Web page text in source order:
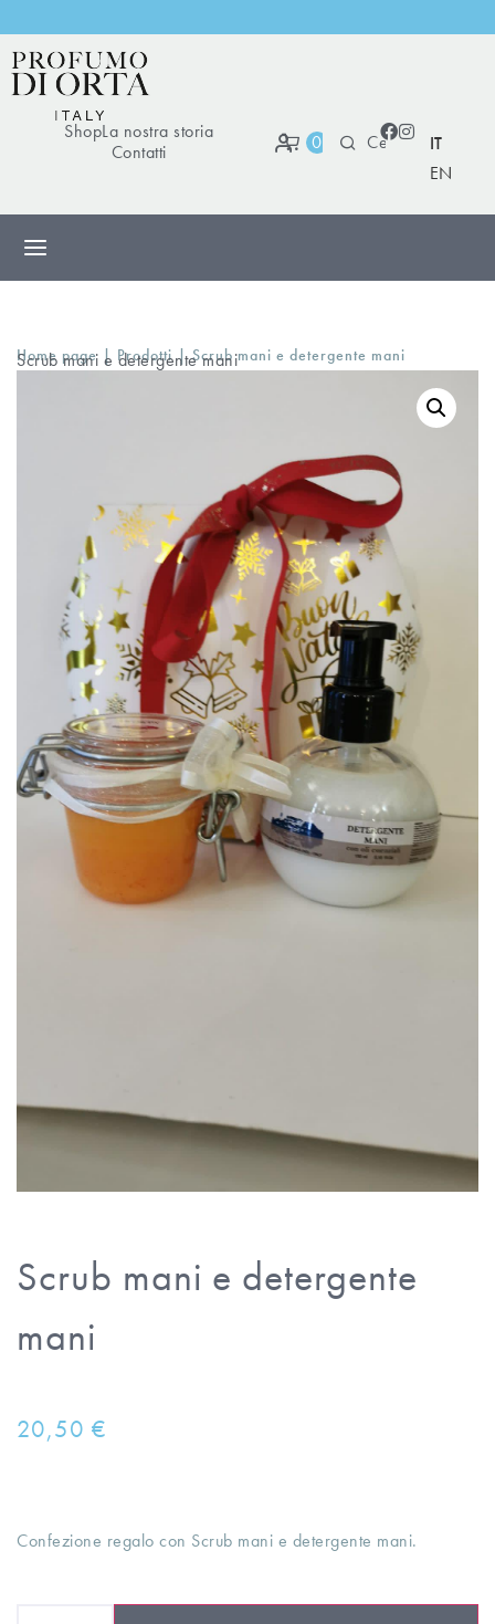
ShopLa nostra storia
Contatti
0
IT
EN
Home page | Prodotti | Scrub mani e detergente mani
Scrub mani e detergente mani
Scrub mani e detergente
mani
20,50 €
Confezione regalo con Scrub mani e detergente mani.